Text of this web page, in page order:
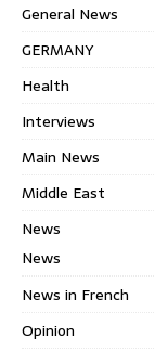
General News
GERMANY
Health
Interviews
Main News
Middle East
News
News
News in French
Opinion